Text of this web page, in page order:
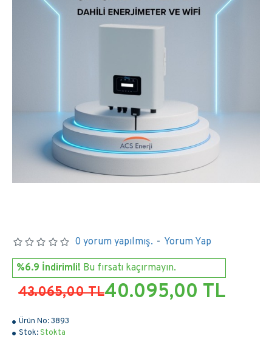
Ürün No:3893
Stok:Stokta
0 yorum yapılmış. - Yorum Yap
%6.9 İndirimli! Bu fırsatı kaçırmayın.
43.065,00 TL40.095,00 TL